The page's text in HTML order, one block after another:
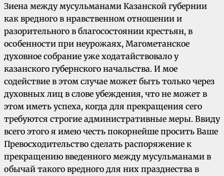
Зиена между мусульманами Казанской губернии
как вредного в нравственном отношении и
разорительного в благосостоянии крестьян, в
особенности при неурожаях, Магометанское
духовное собрание уже ходатайствовало у
казанского губернского начальства. И мое
содействие в этом случае может быть только через
духовных лиц в слове убеждения, что не может в
этом иметь успеха, когда для прекращения сего
требуются строгие административные меры. Ввиду
всего этого я имею честь покорнейше просить Ваше
Превосходительство сделать распоряжение к
прекращению введенного между мусульманами в
обычай такого вредного для них празднества в